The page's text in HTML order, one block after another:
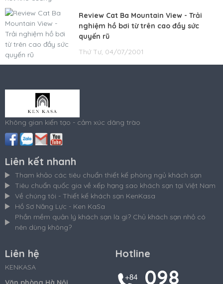
Review Cat Ba Mountain View - Trải
nghiệm hồ bơi từ trên cao đầy sức
quyến rũ
Thứ Tư, 04/07/2001
Không gian kiến tạo - cảm xúc dâng trào
Liên kết nhanh
Tham khảo các tiêu chuẩn thiết kế phòng ngủ khách sạn
Tiêu chuẩn quốc gia về xếp hạng sao khách sạn tại Việt Nam
Về chúng tôi - Thiết kế khách sạn KenKasa
Hồ Sơ Năng Lực - Ken KaSa
Phần mềm quản lý khách sạn là gì? Chủ khách sạn nhỏ có
nên dùng không?
Liên hệ
KENKASA
Hotline
098